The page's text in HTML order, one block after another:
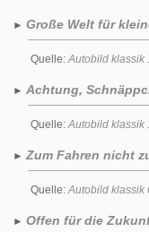
► Große Welt für
Quelle:Autobild klassik
► Achtung,
Quelle:Autobild klassik
►Zum Fahren nicht
Quelle:Autobild klassik
► Offen für die